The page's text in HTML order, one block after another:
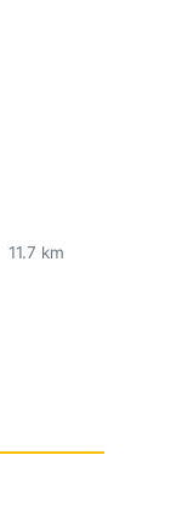
11.7 km